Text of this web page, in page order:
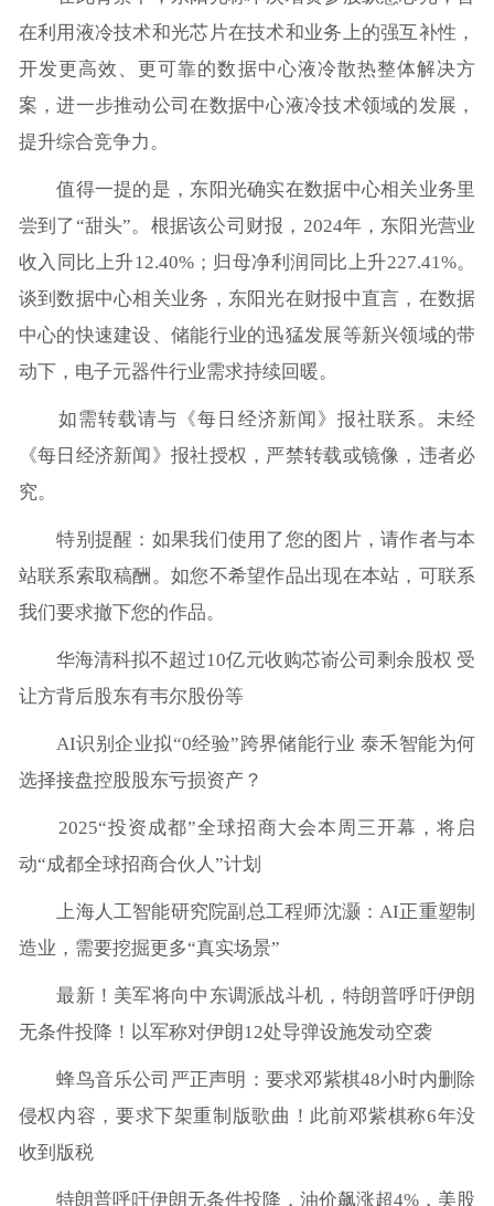
在利用液冷技术和光芯片在技术和业务上的强互补性，
开发更高效、更可靠的数据中心液冷散热整体解决方
案，进一步推动公司在数据中心液冷技术领域的发展，
提升综合竞争力。
值得一提的是，东阳光确实在数据中心相关业务里
尝到了“甜头”。根据该公司财报，2024年，东阳光营业
收入同比上升12.40%；归母净利润同比上升227.41%。
谈到数据中心相关业务，东阳光在财报中直言，在数据
中心的快速建设、储能行业的迅猛发展等新兴领域的带
动下，电子元器件行业需求持续回暖。
如需转载请与《每日经济新闻》报社联系。未经
《每日经济新闻》报社授权，严禁转载或镜像，违者必
究。
特别提醒：如果我们使用了您的图片，请作者与本
站联系索取稿酬。如您不希望作品出现在本站，可联系
我们要求撤下您的作品。
华海清科拟不超过10亿元收购芯嵛公司剩余股权 受
让方背后股东有韦尔股份等
AI识别企业拟“0经验”跨界储能行业 泰禾智能为何
选择接盘控股股东亏损资产？
2025“投资成都”全球招商大会本周三开幕，将启
动“成都全球招商合伙人”计划
上海人工智能研究院副总工程师沈灏：AI正重塑制
造业，需要挖掘更多“真实场景”
最新！美军将向中东调派战斗机，特朗普呼吁伊朗
无条件投降！以军称对伊朗12处导弹设施发动空袭
蜂鸟音乐公司严正声明：要求邓紫棋48小时内删除
侵权内容，要求下架重制版歌曲！此前邓紫棋称6年没
收到版税
特朗普呼吁伊朗无条件投降，油价飙涨超4%，美股